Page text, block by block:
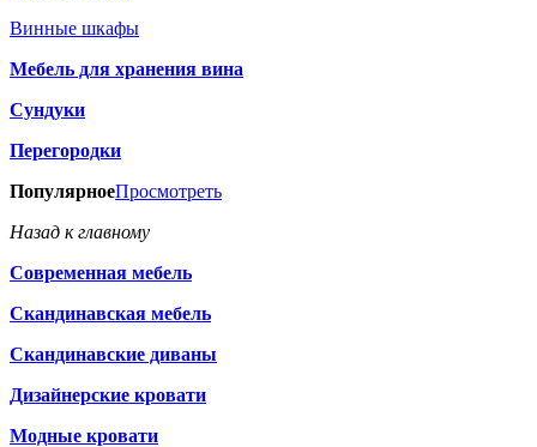
Винные шкафы
Мебель для хранения вина
Сундуки
Перегородки
ПопулярноеПросмотреть
Назад к главному
Современная мебель
Скандинавская мебель
Скандинавские диваны
Дизайнерские кровати
Модные кровати